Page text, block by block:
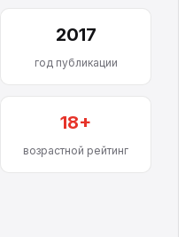
2017
год публикации
18+
возрастной рейтинг